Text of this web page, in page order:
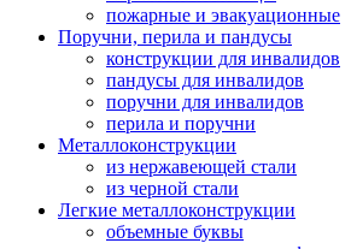
пожарные и эвакуационные
Поручни, перила и пандусы
конструкции для инвалидов
пандусы для инвалидов
поручни для инвалидов
перила и поручни
Металлоконструкции
из нержавеющей стали
из черной стали
Легкие металлоконструкции
объемные буквы